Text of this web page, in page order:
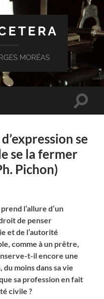
MORÉAS
Toggle
se
se la fermer
Pichon)
l’allure d’un
de penser
et de l’autorité
comme à un prêtre,
t-il encore une
moins dans sa vie
sa profession en fait
civile ?